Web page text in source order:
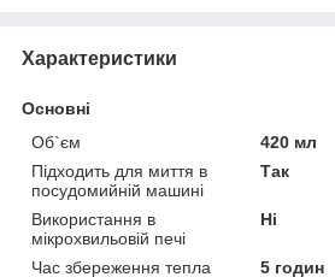
Характеристики
Основні
Об`єм
420 мл
Підходить для миття в
посудомийній машині
Так
Використання в
мікрохвильовій печі
Ні
Час збереження тепла
5 годин